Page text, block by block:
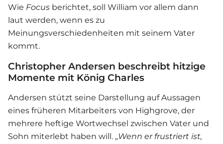
Wie Focus berichtet, soll William vor allem dann
laut werden, wenn es zu
Meinungsverschiedenheiten mit seinem Vater
kommt.
Christopher Andersen beschreibt hitzige
Momente mit König Charles
Andersen stützt seine Darstellung auf Aussagen
eines früheren Mitarbeiters von Highgrove, der
mehrere heftige Wortwechsel zwischen Vater und
Sohn miterlebt haben will. „Wenn er frustriert ist,